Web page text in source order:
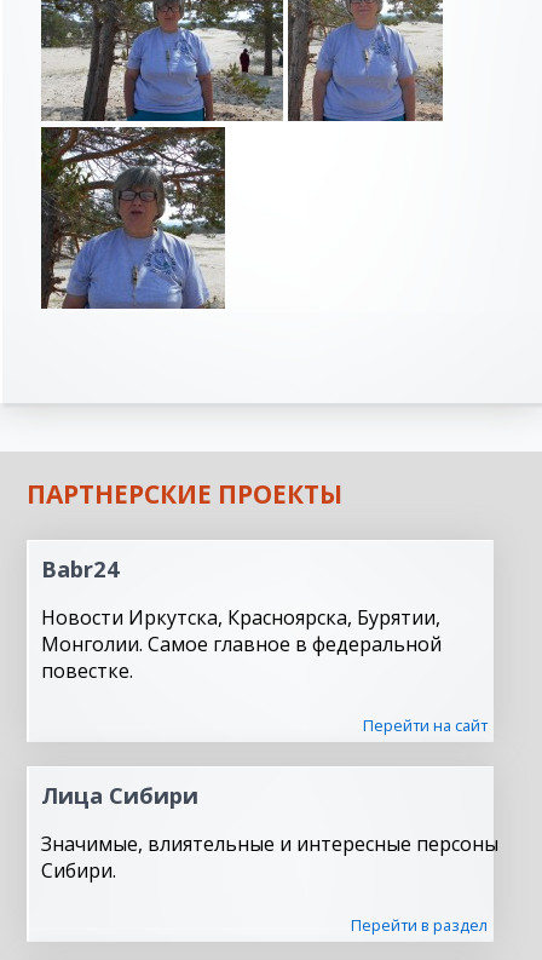
ПАРТНЕРСКИЕ ПРОЕКТЫ
Babr24
Новости Иркутска, Красноярска, Бурятии,
Монголии. Самое главное в федеральной
повестке.
Перейти на сайт
Лица Сибири
Значимые, влиятельные и интересные персоны
Сибири.
Перейти в раздел